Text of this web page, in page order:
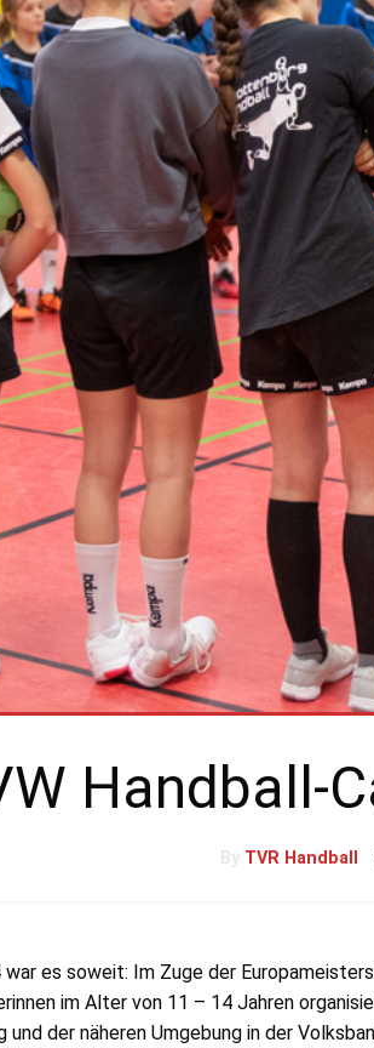
Handball-
TVR Handball
war es soweit: Im Zuge der
im Alter von 11 – 14 Jahren
und der näheren Umgebung in der